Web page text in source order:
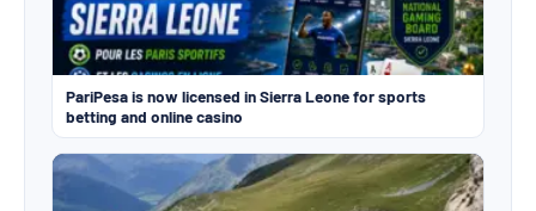
PariPesa is now licensed in Sierra Leone for sports
betting and online casino